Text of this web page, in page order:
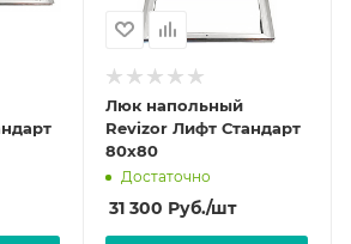
Люк напольный
Revizor Лифт Стандарт
80x80
Достаточно
31 300 Руб./шт